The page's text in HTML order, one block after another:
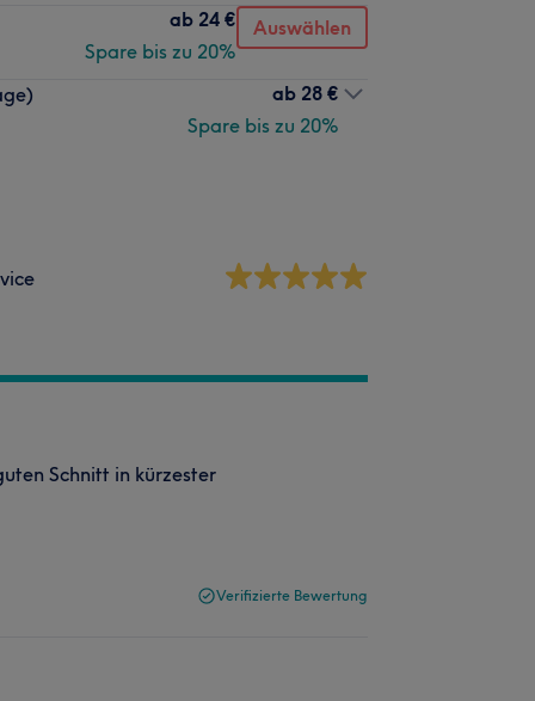
ab 24 €
Spare bis zu 20%
Auswählen
ab 28 €
Spare bis zu 20%
Schnitt in kürzester
Verifizierte Bewertung